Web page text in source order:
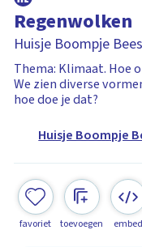
Regenwolken
Huisje Boompje
Thema: Klimaat. Hoe
We zien diverse
hoe doe je dat?
Huisje Boompje
favoriet toevoegen embed